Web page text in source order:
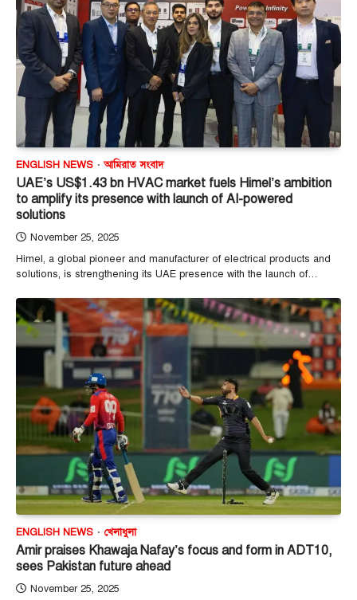
ENGLISH NEWS আমিরাত সংবাদ
UAE’s US$1.43 bn HVAC market fuels Himel’s ambition
to amplify its presence with launch of AI-powered
solutions
November 25, 2025
Himel, a global pioneer and manufacturer of electrical products and
solutions, is strengthening its UAE presence with the launch of…
ENGLISH NEWS খেলাধুলা
Amir praises Khawaja Nafay’s focus and form in ADT10,
sees Pakistan future ahead
November 25, 2025